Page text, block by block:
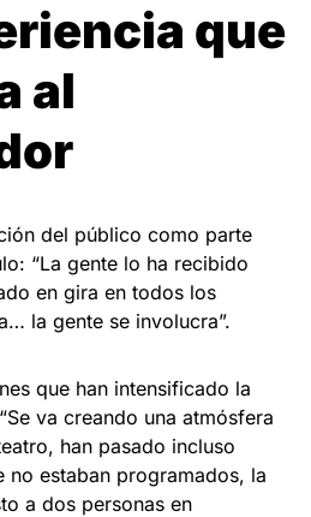
que
al
del público como parte
“La gente lo ha recibido
en gira en todos los
la gente se involucra”.
que han intensificado la
va creando una atmósfera
han pasado incluso
no estaban programados, la
a dos personas en